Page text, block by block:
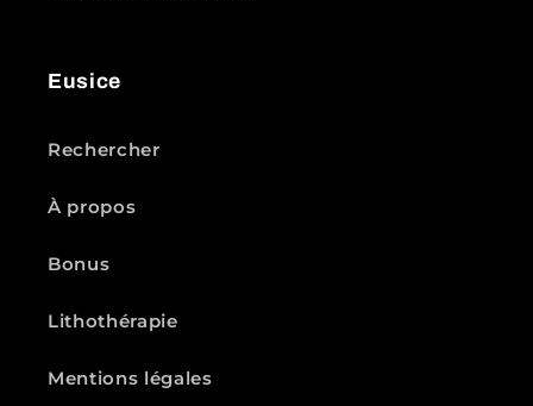
Eusice
Rechercher
À propos
Bonus
Lithothérapie
Mentions légales